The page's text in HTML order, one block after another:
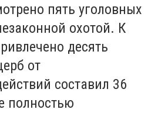
пять уголовных
охотой. К
десять
от
составил 36
полностью